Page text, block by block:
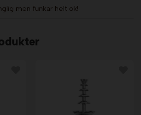
men funkar helt ok!